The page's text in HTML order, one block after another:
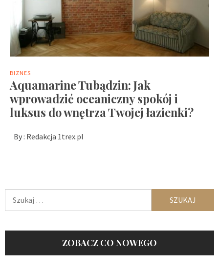
BIZNES
Aquamarine Tubądzin: Jak
wprowadzić oceaniczny spokój i
luksus do wnętrza Twojej łazienki?
By : Redakcja 1trex.pl
ZOBACZ CO NOWEGO